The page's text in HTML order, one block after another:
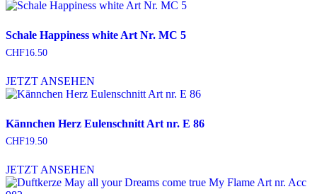
weist
Varianten
auf
Produktseite
Schale Happiness white Art Nr. MC 5
CHF16.50
JETZT ANSEHEN
Kännchen Herz Eulenschnitt Art nr. E 86
CHF19.50
JETZT ANSEHEN